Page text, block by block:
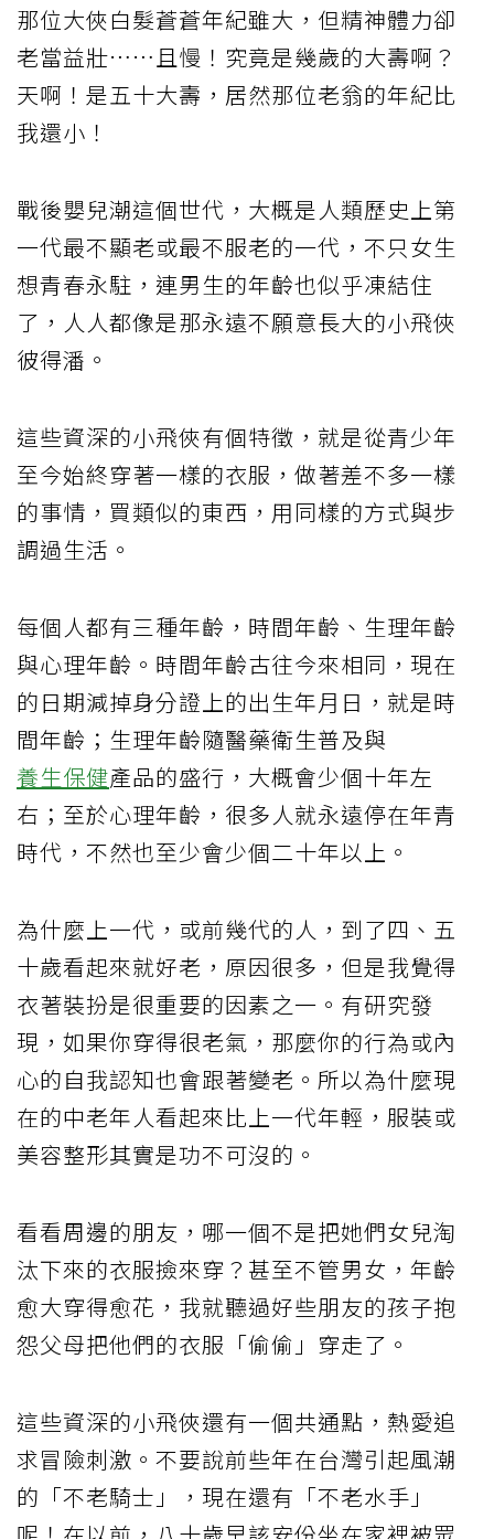
那位大俠白髮蒼蒼年紀雖大，但精神體力卻
老當益壯……且慢！究竟是幾歲的大壽啊？
天啊！是五十大壽，居然那位老翁的年紀比
我還小！
戰後嬰兒潮這個世代，大概是人類歷史上第
一代最不顯老或最不服老的一代，不只女生
想青春永駐，連男生的年齡也似乎凍結住
了，人人都像是那永遠不願意長大的小飛俠
彼得潘。
這些資深的小飛俠有個特徵，就是從青少年
至今始終穿著一樣的衣服，做著差不多一樣
的事情，買類似的東西，用同樣的方式與步
調過生活。
每個人都有三種年齡，時間年齡、生理年齡
與心理年齡。時間年齡古往今來相同，現在
的日期減掉身分證上的出生年月日，就是時
間年齡；生理年齡隨醫藥衛生普及與
養生保健產品的盛行，大概會少個十年左
右；至於心理年齡，很多人就永遠停在年青
時代，不然也至少會少個二十年以上。
為什麼上一代，或前幾代的人，到了四、五
十歲看起來就好老，原因很多，但是我覺得
衣著裝扮是很重要的因素之一。有研究發
現，如果你穿得很老氣，那麼你的行為或內
心的自我認知也會跟著變老。所以為什麼現
在的中老年人看起來比上一代年輕，服裝或
美容整形其實是功不可沒的。
看看周邊的朋友，哪一個不是把她們女兒淘
汰下來的衣服撿來穿？甚至不管男女，年齡
愈大穿得愈花，我就聽過好些朋友的孩子抱
怨父母把他們的衣服「偷偷」穿走了。
這些資深的小飛俠還有一個共通點，熱愛追
求冒險刺激。不要說前些年在台灣引起風潮
的「不老騎士」，現在還有「不老水手」